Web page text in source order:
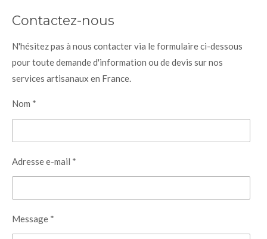
Contactez-nous
N'hésitez pas à nous contacter via le formulaire ci-dessous
pour toute demande d'information ou de devis sur nos
services artisanaux en France.
Nom *
Adresse e-mail *
Message *